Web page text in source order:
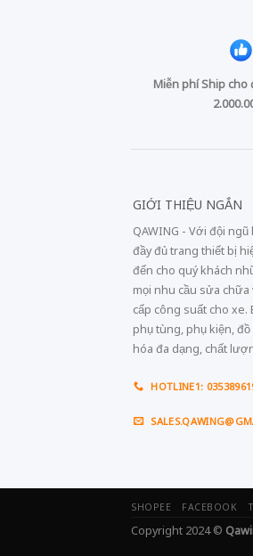
Miễn phí Ship
GIỚI THIỆU NGẮN
QAWING - Với đội
đầy đủ trang thiết bị
đến cho quý khách
mọi nhu cầu sửa
cấp công suất cho
phụ tùng, phụ kiện,
hóa đa dạng, chất
HOTLINE1:
SHOPEE FACEBOOK
Copyright 2024 ©